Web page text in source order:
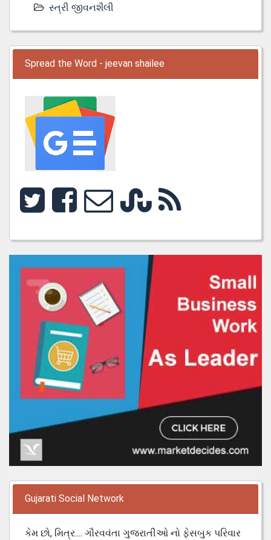
સ્ત્રી જીવનશૈલી
Spread the Word - jeevan shailee
Gujarati Social Network
કેમ છો, મિત્ર.... ગૌરવવંતા ગુજરાતીઓ નો ફેસબુક પરિવાર